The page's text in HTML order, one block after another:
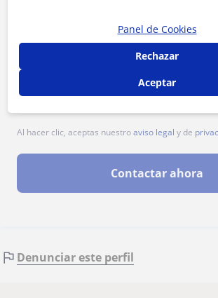
Al hacer clic, aceptas nuestroaviso legal y de
Contactar ahora
Denunciar este perfil
Panel de Cookies
Rechazar
Aceptar